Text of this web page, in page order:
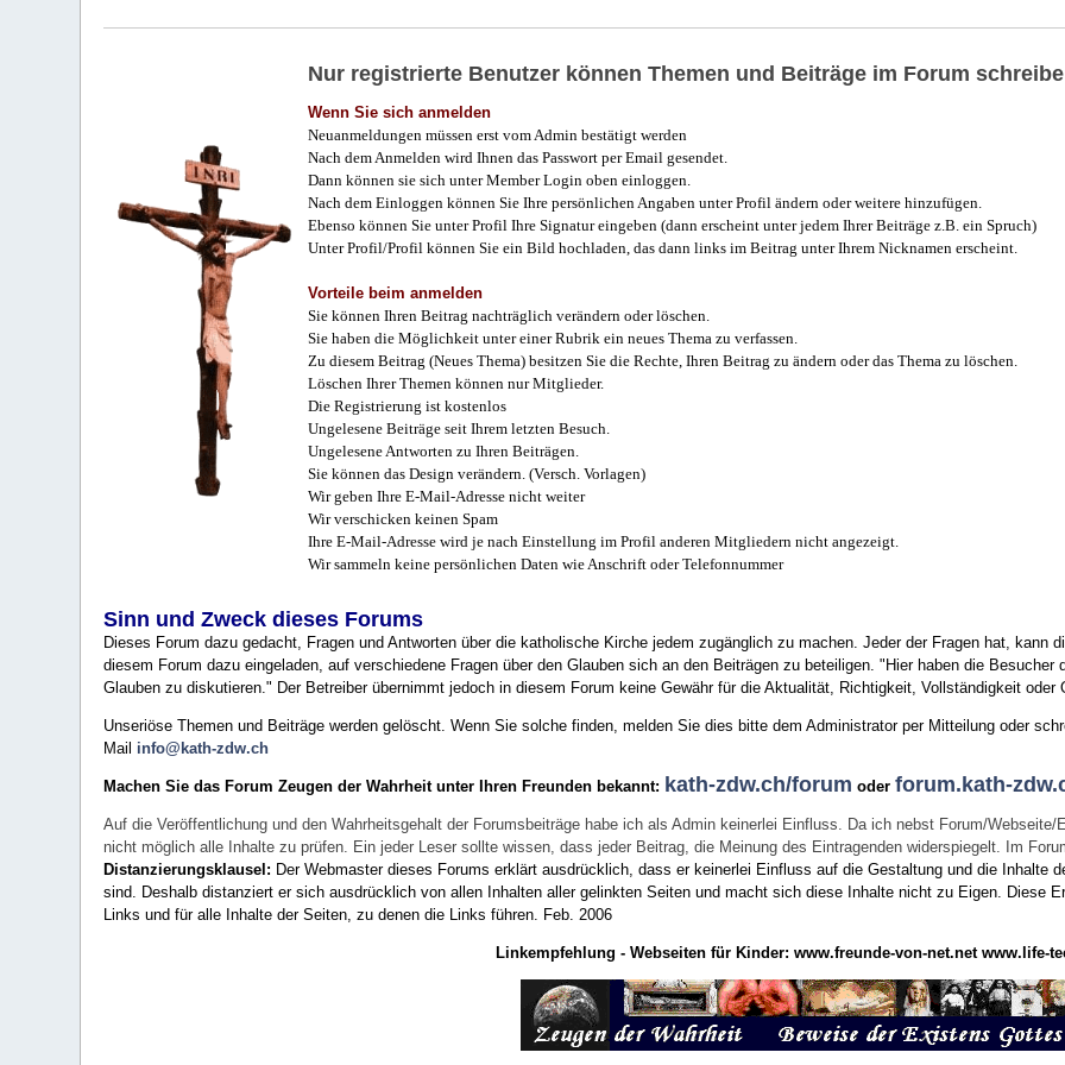
Nur registrierte Benutzer können Themen und Beiträge im Forum
Wenn Sie sich anmelden
Neuanmeldungen müssen erst vom Admin bestätigt werden
Nach dem Anmelden wird Ihnen das Passwort per Email gesendet.
Dann können sie sich unter Member Login oben einloggen.
Nach dem Einloggen können Sie Ihre persönlichen Angaben unter Profil ändern oder weitere hinzufügen.
Ebenso können Sie unter Profil Ihre Signatur eingeben (dann erscheint unter jedem Ihrer Beiträge z.B. ein Spruch)
Unter Profil/Profil können Sie ein Bild hochladen, das dann links im Beitrag unter Ihrem Nicknamen erscheint.
Vorteile beim anmelden
Sie können Ihren Beitrag nachträglich verändern oder löschen.
Sie haben die Möglichkeit unter einer Rubrik ein neues Thema zu verfassen.
Zu diesem Beitrag (Neues Thema) besitzen Sie die Rechte, Ihren Beitrag zu ändern oder das Thema zu löschen.
Löschen Ihrer Themen können nur Mitglieder.
Die Registrierung ist kostenlos
Ungelesene Beiträge seit Ihrem letzten Besuch.
Ungelesene Antworten zu Ihren Beiträgen.
Sie können das Design verändern. (Versch. Vorlagen)
Wir geben Ihre E-Mail-Adresse nicht weiter
Wir verschicken keinen Spam
Ihre E-Mail-Adresse wird je nach Einstellung im Profil anderen Mitgliedern nicht angezeigt.
Wir sammeln keine persönlichen Daten wie Anschrift oder Telefonnummer
Sinn und Zweck dieses Forums
Dieses Forum dazu gedacht, Fragen und Antworten über die katholische Kirche jedem zugänglich zu machen. Jeder der Fragen hat, kann
diesem Forum dazu eingeladen, auf verschiedene Fragen über den Glauben sich an den Beiträgen zu beteiligen. "Hier haben die
Glauben zu diskutieren." Der Betreiber übernimmt jedoch in diesem Forum keine Gewähr für die Aktualität, Richtigkeit, Vollständigkeit
Unseriöse Themen und Beiträge werden gelöscht. Wenn Sie solche finden, melden Sie dies bitte dem Administrator per Mitteilung oder
Mail info@kath-zdw.ch
Machen Sie das Forum Zeugen der Wahrheit unter Ihren Freunden bekannt: kath-zdw.ch/forum oderforum.kath-
Auf die Veröffentlichung und den Wahrheitsgehalt der Forumsbeiträge habe ich als Admin keinerlei Einfluss. Da ich nebst Forum/
nicht möglich alle Inhalte zu prüfen. Ein jeder Leser sollte wissen, dass jeder Beitrag, die Meinung des Eintragenden widerspiegelt. Im
Distanzierungsklausel: Der Webmaster dieses Forums erklärt ausdrücklich, dass er keinerlei Einfluss auf die Gestaltung und die Inhalte
sind. Deshalb distanziert er sich ausdrücklich von allen Inhalten aller gelinkten Seiten und macht sich diese Inhalte nicht zu Eigen. Diese
Links und für alle Inhalte der Seiten, zu denen die Links führen. Feb. 2006
Linkempfehlung - Webseiten für Kinder: www.freunde-von-net.net www.life-